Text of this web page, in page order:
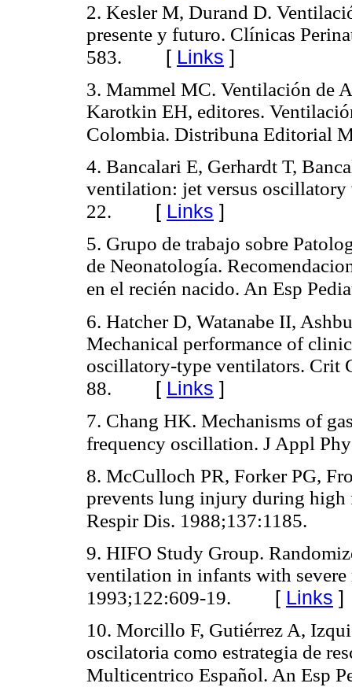
2. Kesler M, Durand D.
presente y futuro. Clínicas
583. [ Links ]
3. Mammel MC. Ventilación de
Karotkin EH, editores.
Colombia. Distribuna Editorial
4. Bancalari E, Gerhardt T,
ventilation: jet versus
22. [ Links ]
5. Grupo de trabajo sobre
de Neonatología.
en el recién nacido. An Esp
6. Hatcher D, Watanabe II,
Mechanical performance of
oscillatory-type ventilators. Crit
88. [ Links ]
7. Chang HK. Mechanisms of
frequency oscillation. J Appl
8. McCulloch PR, Forker PG,
prevents lung injury during
Respir Dis. 1988;137:1185.
9. HIFO Study Group.
ventilation in infants with severe
1993;122:609-19. [ Links ]
10. Morcillo F, Gutiérrez A,
oscilatoria como estrategia de
Multicentrico Español. An Esp